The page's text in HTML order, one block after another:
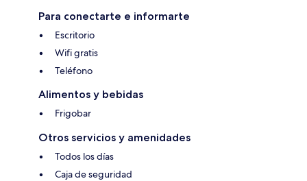
Para conectarte e informarte
Escritorio
Wifi gratis
Teléfono
Alimentos y bebidas
Frigobar
Otros servicios y amenidades
Todos los días
Caja de seguridad